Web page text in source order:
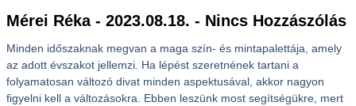
Mérei Réka 2023.08.18. Nincs Hozzászólás
Minden időszaknak megvan a maga szín- és mintapalettája, amely
az adott évszakot jellemzi. Ha lépést szeretnének tartani a
folyamatosan változó divat minden aspektusával, akkor nagyon
figyelni kell a változásokra. Ebben leszünk most segítségükre, mert